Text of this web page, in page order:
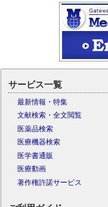
サービス一覧
最新情報・特集
文献検索・全文閲覧
医薬品検索
医療機器検索
医学書通販
医療動画
著作権許諾サービス